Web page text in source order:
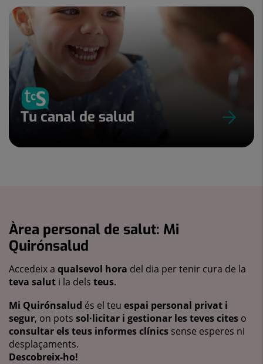
Tu canal de salud
Àrea personal de salut: Mi
Quirónsalud
Accedeix a qualsevol hora del dia per tenir cura de la
teva salut i la dels teus.
Mi Quirónsalud és el teu espai personal privat i
segur, on pots sol·licitar i gestionar les teves cites o
consultar els teus informes clínics sense esperes ni
desplaçaments.
Descobreix-ho!